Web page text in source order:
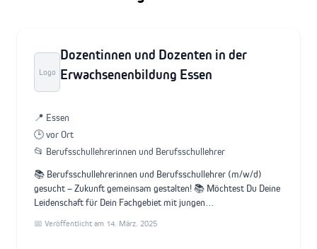
Logo
Dozentinnen und Dozenten in der
Erwachsenenbildung Essen
📍 Essen
🕒 vor Ort
📂 Berufsschullehrerinnen und Berufsschullehrer
📚 Berufsschullehrerinnen und Berufsschullehrer (m/w/d)
gesucht – Zukunft gemeinsam gestalten! 📚 Möchtest Du Deine
Leidenschaft für Dein Fachgebiet mit jungen…
📅 Veröffentlicht am 14. März. 2025